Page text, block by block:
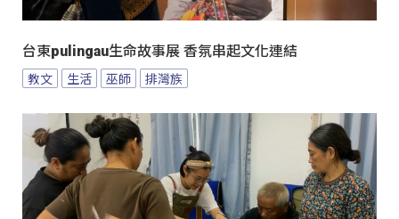
台東pulingau生命故事展 香氛串起文化連結
教文 生活 巫師 排灣族